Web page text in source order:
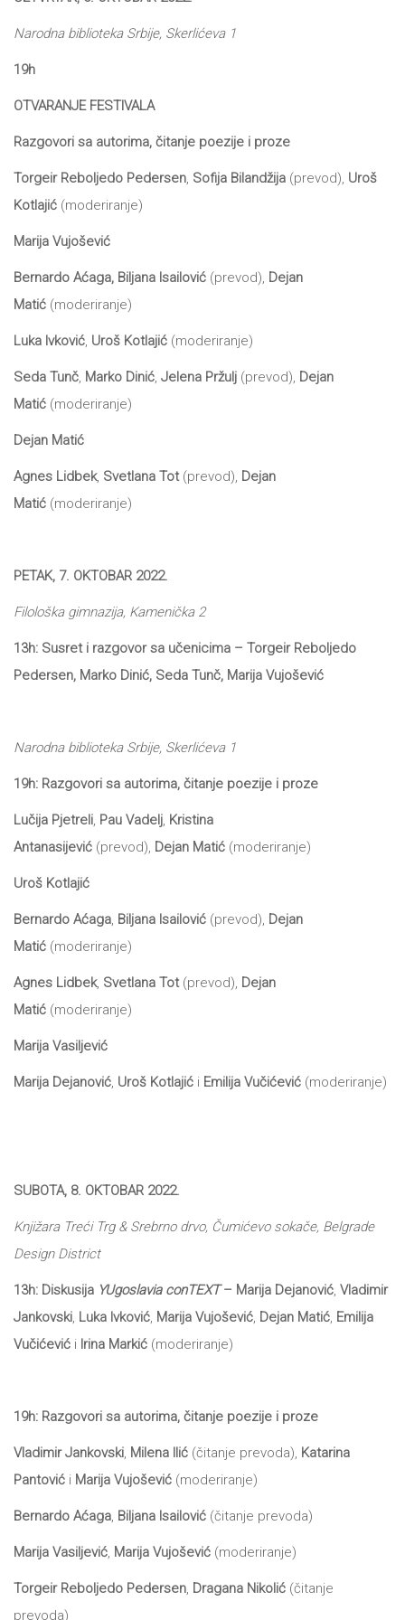
pozornica
A5
Hommage
12/19
12/19+
Portreti
Pro/za
Trgni
se!
SHOP
O
NAMA
KNJIŽARA
DRVO
Narodna biblioteka Srbije, Skerlićeva 1
19h
OTVARANJE FESTIVALA
Razgovori sa autorima, čitanje poezije i proze
Torgeir Reboljedo Pedersen, Sofija Bilandžija (prevod), Uroš
Kotlajić (moderiranje)
Marija Vujošević
Bernardo Aćaga, Biljana Isailović (prevod), Dejan
Matić (moderiranje)
Luka Ivković, Uroš Kotlajić (moderiranje)
Seda Tunč, Marko Dinić, Jelena Pržulj (prevod), Dejan
Matić (moderiranje)
Dejan Matić
Agnes Lidbek, Svetlana Tot(prevod), Dejan
Matić (moderiranje)
PETAK, 7. OKTOBAR 2022.
Filološka gimnazija, Kamenička 2
13h: Susret i razgovor sa učenicima – Torgeir Reboljedo
Pedersen, Marko Dinić, Seda Tunč, Marija Vujošević
Narodna biblioteka Srbije, Skerlićeva 1
19h: Razgovori sa autorima, čitanje poezije i proze
Lučija Pjetreli, Pau Vadelj, Kristina
Antanasijević (prevod), Dejan Matić (moderiranje)
Uroš Kotlajić
Bernardo Aćaga, Biljana Isailović (prevod), Dejan
Matić (moderiranje)
Agnes Lidbek, Svetlana Tot(prevod), Dejan
Matić (moderiranje)
Marija Vasiljević
Marija Dejanović, Uroš Kotlajić i Emilija Vučićević (moderiranje)
SUBOTA, 8. OKTOBAR 2022.
Knjižara Treći Trg & Srebrno drvo, Čumićevo sokače, Belgrade
Design District
13h: Diskusija YUgoslavia conTEXT– Marija Dejanović, Vladimir
Jankovski, Luka Ivković, Marija Vujošević, Dejan Matić, Emilija
Vučićević i Irina Markić (moderiranje)
19h: Razgovori sa autorima, čitanje poezije i proze
Vladimir Jankovski, Milena Ilić (čitanje prevoda), Katarina
Pantović i Marija Vujošević (moderiranje)
Bernardo Aćaga, Biljana Isailović (čitanje prevoda)
Marija Vasiljević, Marija Vujošević (moderiranje)
Torgeir Reboljedo Pedersen, Dragana Nikolić (čitanje
prevoda)